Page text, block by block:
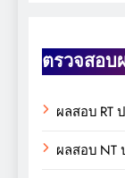
ตรวจสอบ
ผลสอบ RT
ผลสอบ NT